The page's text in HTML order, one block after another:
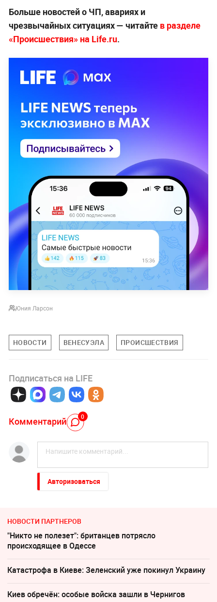
Больше новостей о ЧП, авариях и
чрезвычайных ситуациях — читайте в разделе
«Происшествия» на Life.ru.
Юния Ларсон
НОВОСТИ ВЕНЕСУЭЛА ПРОИСШЕСТВИЯ
Подписаться на LIFE
Комментарий 0
Авторизоваться
НОВОСТИ ПАРТНЕРОВ
"Никто не полезет": британцев потрясло
происходящее в Одессе
Катастрофа в Киеве: Зеленский уже покинул Украину
Киев обречён: особые войска зашли в Чернигов